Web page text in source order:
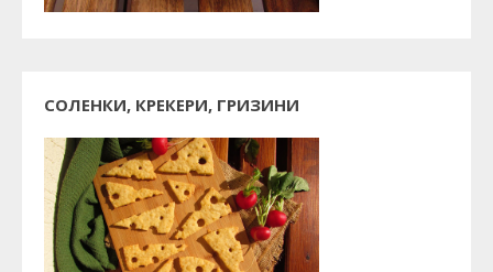
СОЛЕНКИ, КРЕКЕРИ, ГРИЗИНИ